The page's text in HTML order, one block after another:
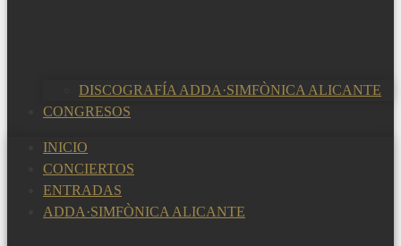
DISCOGRAFÍA ADDA·SIMFÒNICA ALICANTE
CONGRESOS
INICIO
CONCIERTOS
ENTRADAS
ADDA·SIMFÒNICA ALICANTE